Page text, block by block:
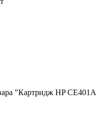
"Картридж HP CE401A